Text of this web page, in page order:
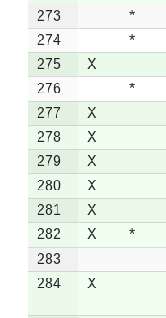
273
*
274
*
275
X
276
*
277
X
278
X
279
X
280
X
281
X
282
X *
283
284
X